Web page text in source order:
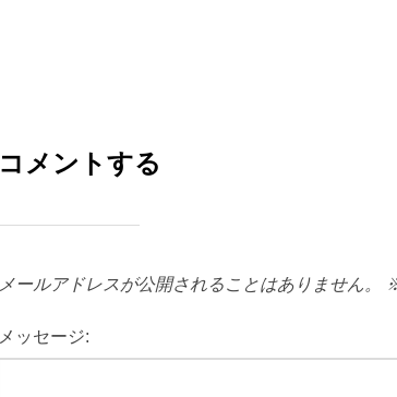
コメントする
メールアドレスが公開されることはありません。
メッセージ: